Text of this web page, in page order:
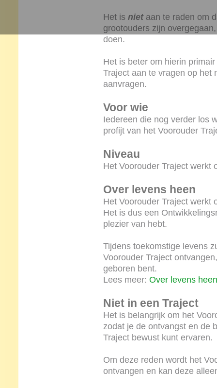
Het is nietaan te raden om
grootouders zijn
doen.
Het is beter om hierin
Traject aan te vragen op het
aanvragen.
Voor wie
Iedereen die nog verder los
profijt van het Voorouder
Niveau
Het Voorouder Traject werkt
Over levens heen
Het Voorouder Traject werkt
Het is dus een
plezier van hebt.
Tijdens toekomstige levens
Voorouder Traject
geboren bent.
Lees meer: Over levens heen
Niet in een Traject
Het is belangrijk om het
zodat je de ontvangst en de
Traject bewust kunt ervaren.
Om deze reden wordt het
ontvangen en kan deze